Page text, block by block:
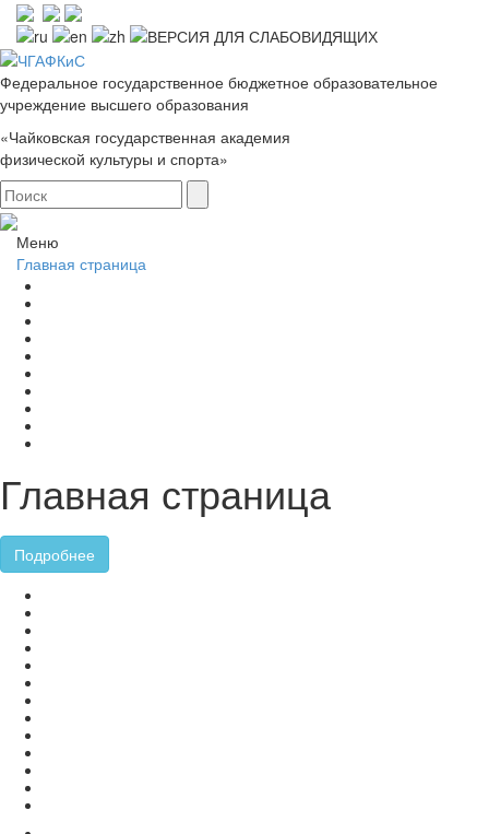
Федеральное государственное бюджетное образовательное
учреждение высшего образования
«Чайковская государственная академия
физической культуры и спорта»
Меню
Главная страница
Главная страница
Подробнее